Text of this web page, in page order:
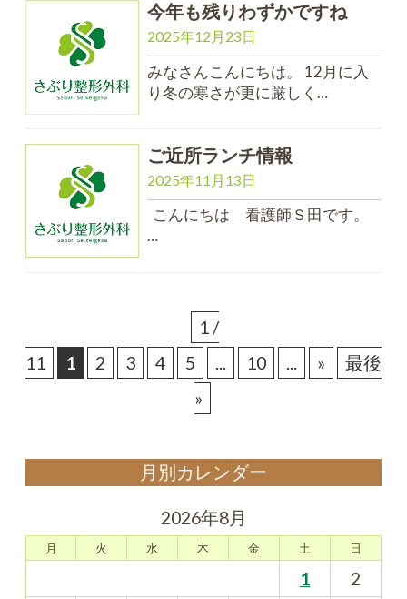
今年も残りわずかですね
2025年12月23日
みなさんこんにちは。 12月に入
り冬の寒さが更に厳しく…
ご近所ランチ情報
2025年11月13日
こんにちは 看護師Ｓ田です。
…
1 /
11
1 2 3 4 5 ... 10 ... »
最後
»
月別カレンダー
2026年8月
月 火 水 木 金 土 日
1
2